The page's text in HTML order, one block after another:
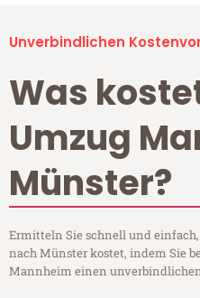
Unverbindlichen
Was
Umzug
Münster?
Ermitteln Sie schnell und
nach Münster kostet, indem Sie
Mannheim einen